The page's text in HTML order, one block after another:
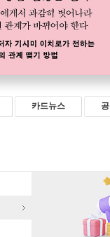
카드뉴스